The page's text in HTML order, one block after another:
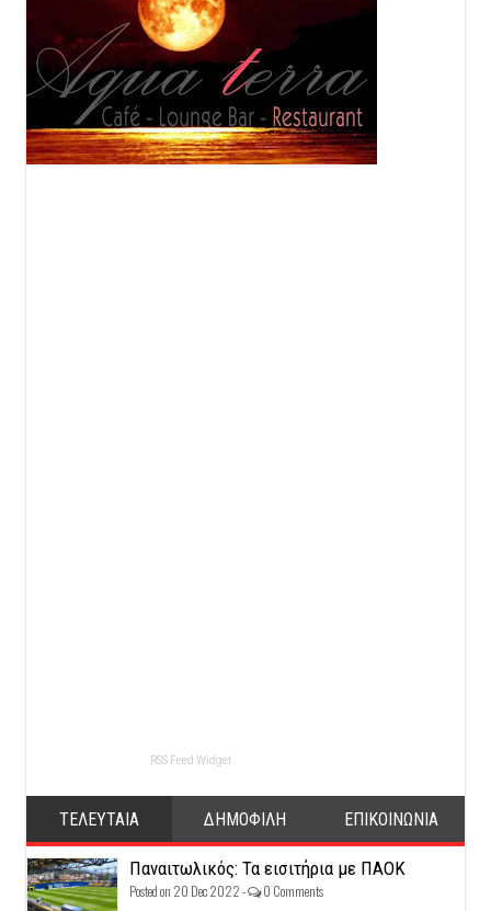
RSS Feed Widget
ΤΕΛΕΥΤΑΙΑ ΔΗΜΟΦΙΛΗ ΕΠΙΚΟΙΝΩΝΙΑ
Παναιτωλικός: Τα εισιτήρια με ΠΑΟΚ
Posted on 20 Dec 2022 - 0 Comments